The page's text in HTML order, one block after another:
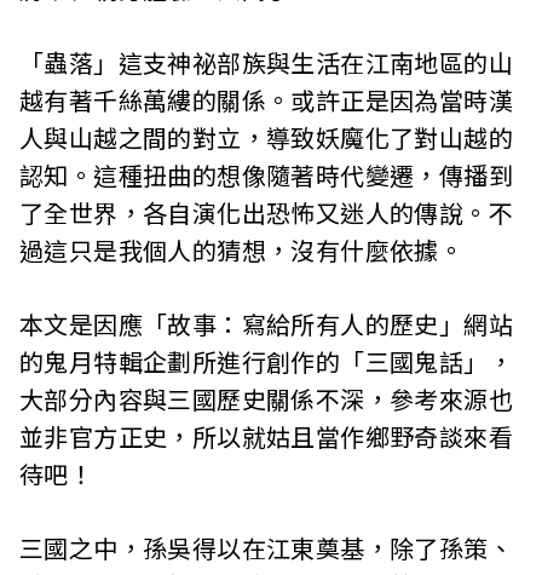
s
s
o
c
i
a
t
i
o
o
「蟲落」這支神祕部族與生活在江南地區的山
越有著千絲萬縷的關係。或許正是因為當時漢
人與山越之間的對立，導致妖魔化了對山越的
認知。這種扭曲的想像隨著時代變遷，傳播到
了全世界，各自演化出恐怖又迷人的傳說。不
過這只是我個人的猜想，沒有什麼依據。
本文是因應「故事：寫給所有人的歷史」網站
的鬼月特輯企劃所進行創作的「三國鬼話」，
大部分內容與三國歷史關係不深，參考來源也
並非官方正史，所以就姑且當作鄉野奇談來看
待吧！
三國之中，孫吳得以在江東奠基，除了孫策、